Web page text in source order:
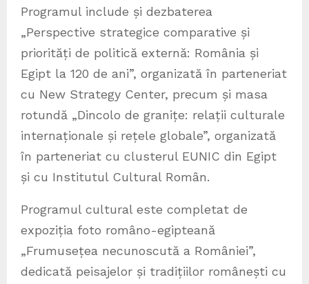
Programul include și dezbaterea
„Perspective strategice comparative și
priorități de politică externă: România și
Egipt la 120 de ani”, organizată în parteneriat
cu New Strategy Center, precum și masa
rotundă „Dincolo de granițe: relații culturale
internaționale și rețele globale”, organizată
în parteneriat cu clusterul EUNIC din Egipt
și cu Institutul Cultural Român.
Programul cultural este completat de
expoziția foto româno-egipteană
„Frumusețea necunoscută a României”,
dedicată peisajelor și tradițiilor românești cu